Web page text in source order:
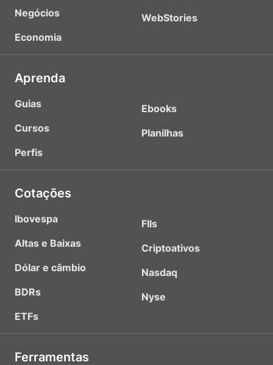
Negócios
Economia
WebStories
Aprenda
Guias
Cursos
Perfis
Ebooks
Planilhas
Cotações
Ibovespa
Altas e Baixas
Dólar e câmbio
BDRs
ETFs
FIIs
Criptoativos
Nasdaq
Nyse
Ferramentas